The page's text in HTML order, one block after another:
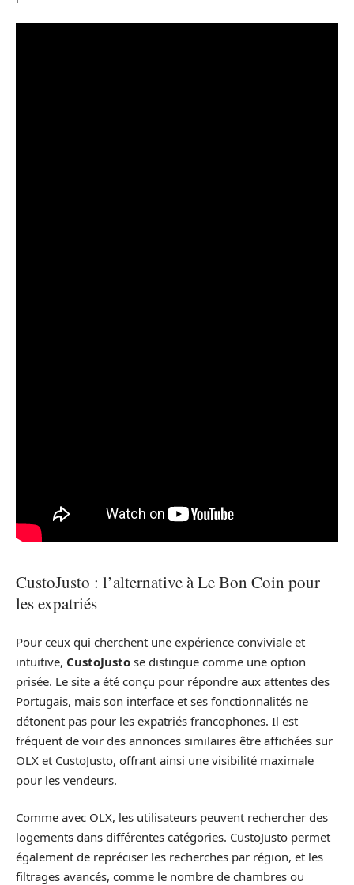
CustoJusto : l’alternative à Le Bon Coin pour
les expatriés
Pour ceux qui cherchent une expérience conviviale et
intuitive, CustoJusto se distingue comme une option
prisée. Le site a été conçu pour répondre aux attentes des
Portugais, mais son interface et ses fonctionnalités ne
détonent pas pour les expatriés francophones. Il est
fréquent de voir des annonces similaires être affichées sur
OLX et CustoJusto, offrant ainsi une visibilité maximale
pour les vendeurs.
Comme avec OLX, les utilisateurs peuvent rechercher des
logements dans différentes catégories. CustoJusto permet
également de repréciser les recherches par région, et les
filtrages avancés, comme le nombre de chambres ou